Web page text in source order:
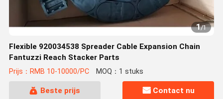
1/1
Flexible 920034538 Spreader Cable Expansion Chain
Fantuzzi Reach Stacker Parts
Prijs：RMB 10-10000/PC MOQ：1 stuks
Beste prijs Contact nu